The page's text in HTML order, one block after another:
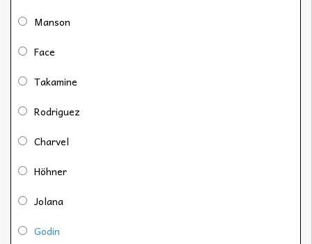
Manson
Face
Takamine
Rodriguez
Charvel
Höhner
Jolana
Godin